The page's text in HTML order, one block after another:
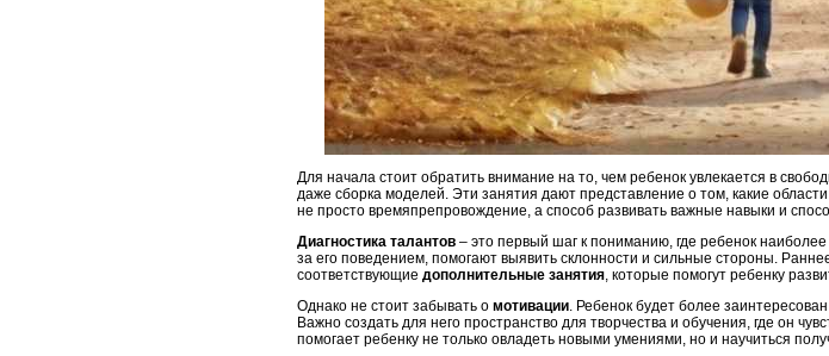
Для начала стоит обратить внимание на то, чем ребенок увлекается в
даже сборка моделей. Эти занятия дают представление о том, какие
не просто времяпрепровождение, а способ развивать важные навыки и
Диагностика талантов – это первый шаг к пониманию, где ребенок
за его поведением, помогают выявить склонности и сильные стороны.
соответствующие дополнительные занятия , которые помогут ребенку
Однако не стоит забывать о мотивации . Ребенок будет более
Важно создать для него пространство для творчества и обучения, где он
помогает ребенку не только овладеть новыми умениями, но и научиться